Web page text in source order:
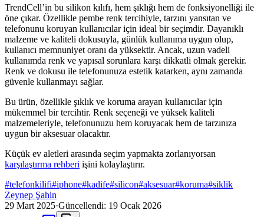
TrendCell’in bu silikon kılıfı, hem şıklığı hem de fonksiyonelliği ile
öne çıkar. Özellikle pembe renk tercihiyle, tarzını yansıtan ve
telefonunu koruyan kullanıcılar için ideal bir seçimdir. Dayanıklı
malzeme ve kaliteli dokusuyla, günlük kullanıma uygun olup,
kullanıcı memnuniyet oranı da yüksektir. Ancak, uzun vadeli
kullanımda renk ve yapısal sorunlara karşı dikkatli olmak gerekir.
Renk ve dokusu ile telefonunuza estetik katarken, aynı zamanda
güvenle kullanmayı sağlar.
Bu ürün, özellikle şıklık ve koruma arayan kullanıcılar için
mükemmel bir tercihtir. Renk seçeneği ve yüksek kaliteli
malzemeleriyle, telefonunuzu hem koruyacak hem de tarzınıza
uygun bir aksesuar olacaktır.
Küçük ev aletleri arasında seçim yapmakta zorlanıyorsan
karşılaştırma rehberi işini kolaylaştırır.
#telefonkilifi#iphone#kadife#silicon#aksesuar#koruma#siklik
Zeynep Şahin
29 Mart 2025·Güncellendi: 19 Ocak 2026